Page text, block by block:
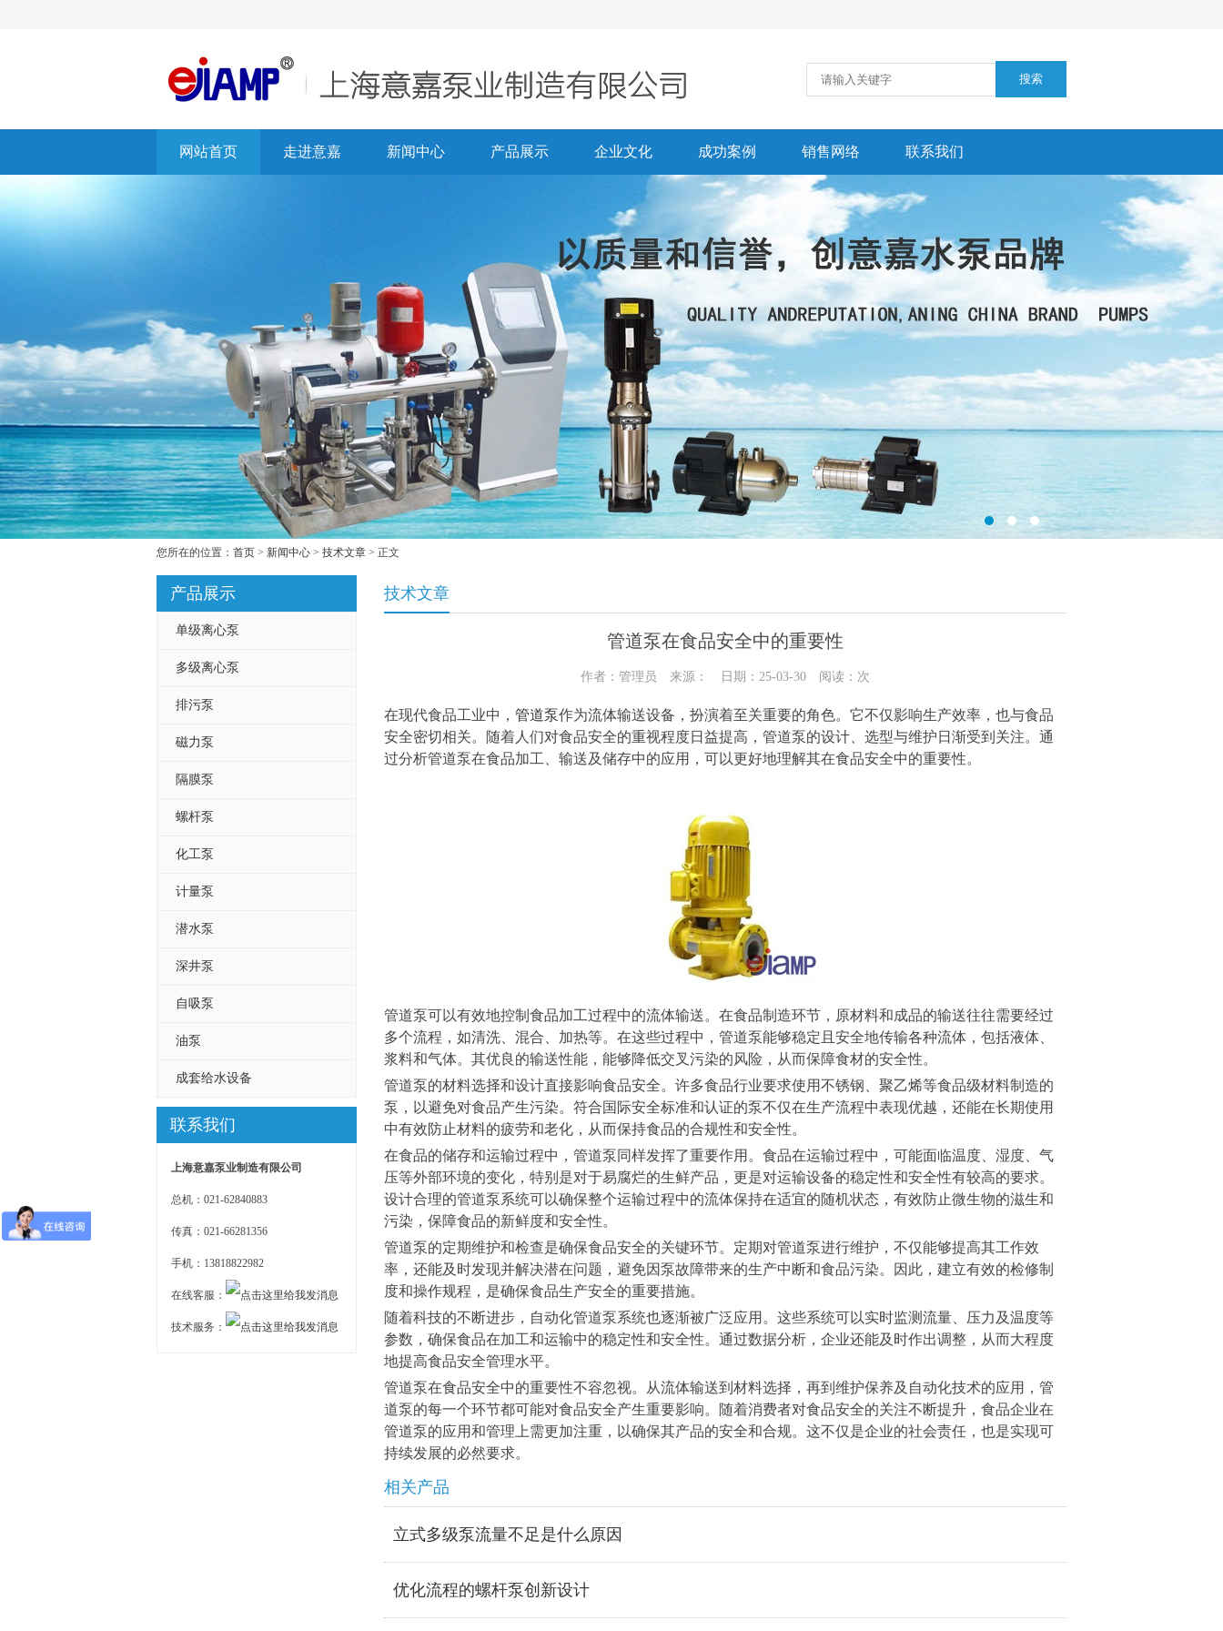
网站首页 走进意嘉 新闻中心 产品展示 企业文化 成功案例 销售网络 联系我们
您所在的位置： 首页 > 新闻中心 > 技术文章 > 正文
产品展示
单级离心泵
多级离心泵
排污泵
磁力泵
隔膜泵
螺杆泵
化工泵
计量泵
潜水泵
深井泵
自吸泵
油泵
成套给水设备
联系我们
上海意嘉泵业制造有限公司
总机：021-62840883
传真：021-66281356
手机：13818822982
在线客服：
技术服务：
技术文章
管道泵在食品安全中的重要性
作者：管理员 来源： 日期：25-03-30 阅读：次
在现代食品工业中， 管道泵作为流体输送设备，扮演着至关重要的角色。它不仅影响生产效率，也与食品
安全密切相关。随着人们对食品安全的重视程度日益提高，管道泵的设计、选型与维护日渐受到关注。通
过分析管道泵在食品加工、输送及储存中的应用，可以更好地理解其在食品安全中的重要性。
管道泵可以有效地控制食品加工过程中的流体输送。在食品制造环节，原材料和成品的输送往往需要经过
多个流程，如清洗、混合、加热等。在这些过程中，管道泵能够稳定且安全地传输各种流体，包括液体、
浆料和气体。其优良的输送性能，能够降低交叉污染的风险，从而保障食材的安全性。
管道泵的材料选择和设计直接影响食品安全。许多食品行业要求使用不锈钢、聚乙烯等食品级材料制造的
泵，以避免对食品产生污染。符合国际安全标准和认证的泵不仅在生产流程中表现优越，还能在长期使用
中有效防止材料的疲劳和老化，从而保持食品的合规性和安全性。
在食品的储存和运输过程中，管道泵同样发挥了重要作用。食品在运输过程中，可能面临温度、湿度、气
压等外部环境的变化，特别是对于易腐烂的生鲜产品，更是对运输设备的稳定性和安全性有较高的要求。
设计合理的管道泵系统可以确保整个运输过程中的流体保持在适宜的随机状态，有效防止微生物的滋生和
污染，保障食品的新鲜度和安全性。
管道泵的定期维护和检查是确保食品安全的关键环节。定期对管道泵进行维护，不仅能够提高其工作效
率，还能及时发现并解决潜在问题，避免因泵故障带来的生产中断和食品污染。因此，建立有效的检修制
度和操作规程，是确保食品生产安全的重要措施。
随着科技的不断进步，自动化管道泵系统也逐渐被广泛应用。这些系统可以实时监测流量、压力及温度等
参数，确保食品在加工和运输中的稳定性和安全性。通过数据分析，企业还能及时作出调整，从而大程度
地提高食品安全管理水平。
管道泵在食品安全中的重要性不容忽视。从流体输送到材料选择，再到维护保养及自动化技术的应用，管
道泵的每一个环节都可能对食品安全产生重要影响。随着消费者对食品安全的关注不断提升，食品企业在
管道泵的应用和管理上需更加注重，以确保其产品的安全和合规。这不仅是企业的社会责任，也是实现可
持续发展的必然要求。
相关产品
立式多级泵流量不足是什么原因
优化流程的螺杆泵创新设计